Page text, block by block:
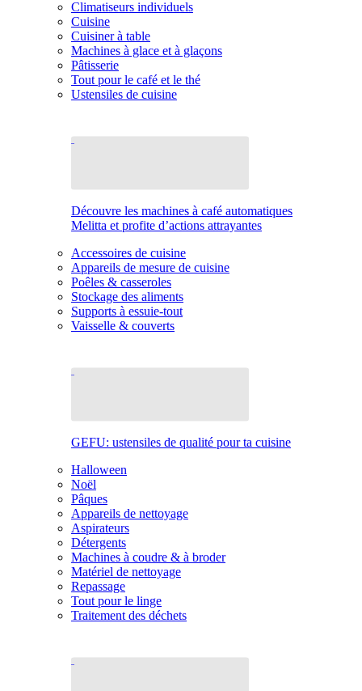
Climatiseurs individuels
Cuisine
Cuisiner à table
Machines à glace et à glaçons
Pâtisserie
Tout pour le café et le thé
Ustensiles de cuisine
Découvre les machines à café automatiques
Melitta et profite d’actions attrayantes
Accessoires de cuisine
Appareils de mesure de cuisine
Poêles & casseroles
Stockage des aliments
Supports à essuie-tout
Vaisselle & couverts
GEFU: ustensiles de qualité pour ta cuisine
Halloween
Noël
Pâques
Appareils de nettoyage
Aspirateurs
Détergents
Machines à coudre & à broder
Matériel de nettoyage
Repassage
Tout pour le linge
Traitement des déchets